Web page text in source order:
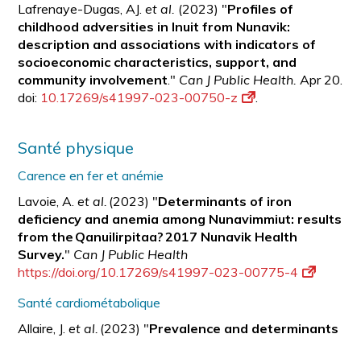
Lafrenaye-Dugas, AJ.et al. (2023) "Profiles of
childhood adversities in Inuit from Nunavik:
description and associations with indicators of
socioeconomic characteristics, support, and
community involvement." Can J Public Health. Apr 20.
doi: 10.17269/s41997-023-00750-z .
Santé physique
Carence en fer et anémie
Lavoie, A.et al. (2023) "Determinants of iron
deficiency and anemia among Nunavimmiut: results
from the Qanuilirpitaa? 2017 Nunavik Health
Survey." Can J Public Health
https://doi.org/10.17269/s41997-023-00775-4
Santé cardiométabolique
Allaire, J.et al. (2023) "Prevalence and determinants